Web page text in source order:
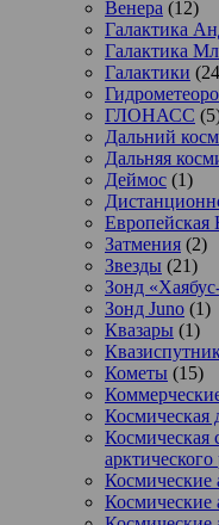
Венера (12)
Галактика
Галактика
Галактики
ГЛОНАСС
Дальний
Дальняя
Деймос (1)
Затмения (2)
Звезды (21)
Зонд
Зонд Juno (1)
Квазары (1)
Кометы (15)
Космическая
Космическая
арктического
Космические
Космические